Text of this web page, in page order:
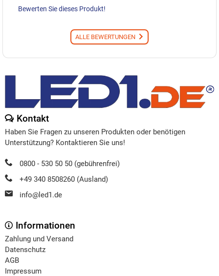
Bewerten Sie dieses Produkt!
ALLE BEWERTUNGEN
Kontakt
Haben Sie Fragen zu unseren Produkten oder benötigen
Unterstützung? Kontaktieren Sie uns!
0800 - 530 50 50 (gebührenfrei)
+49 340 8508260 (Ausland)
info@led1.de
Informationen
Zahlung und Versand
Datenschutz
AGB
Impressum